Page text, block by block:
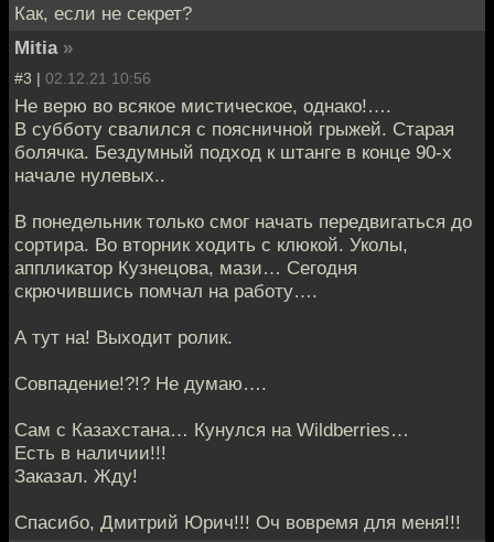
Как, если не секрет?
Mitia »
#3 | 02.12.21 10:56
Не верю во всякое мистическое, однако!….
В субботу свалился с поясничной грыжей. Старая
болячка. Бездумный подход к штанге в конце 90-х
начале нулевых..
В понедельник только смог начать передвигаться до
сортира. Во вторник ходить с клюкой. Уколы,
аппликатор Кузнецова, мази… Сегодня
скрючившись помчал на работу….
А тут на! Выходит ролик.
Совпадение!?!? Не думаю….
Сам с Казахстана… Кунулся на Wildberries…
Есть в наличии!!!
Заказал. Жду!
Спасибо, Дмитрий Юрич!!! Оч вовремя для меня!!!